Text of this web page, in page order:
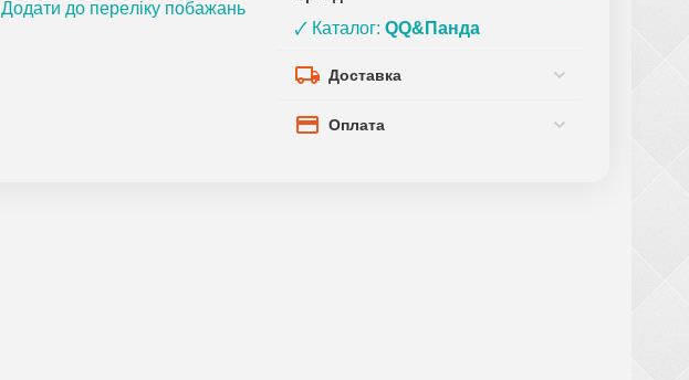
Додати до переліку побажань
🗸 Каталог:QQ&Панда
Доставка
Оплата